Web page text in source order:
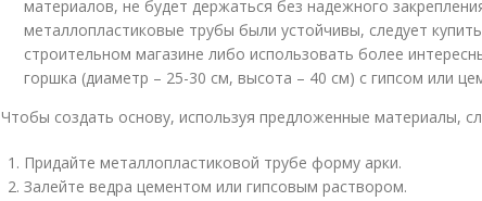
материалов, не будет держаться без надежного
металлопластиковые трубы были устойчивы, следует
строительном магазине либо использовать более
горшка (диаметр – 25-30 см, высота – 40 см) с гипсом или
Чтобы создать основу, используя предложенные материалы,
Придайте металлопластиковой трубе форму арки.
Залейте ведра цементом или гипсовым раствором.